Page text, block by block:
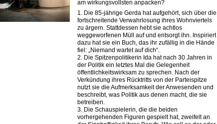
am wirkungsvollsten anpacken?
1. Die 85-jährige Gerda hat aufgehört, sich über die
fortschreitende Verwahrlosung ihres Wohnviertels
zu ärgern. Stattdessen hebt sie achtlos
weggeworfenen Müll auf und entsorgt ihn. Inspiriert
dazu hat sie ein Buch, das ihr zufällig in die Hände
fiel: „Niemand wartet auf dich“.
2. Die Spitzenpolitikerin Ida hat nach 30 Jahren in
der Politik ein letztes Mal die Gelegenheit
öffentlichkeitswirksam zu sprechen. Nach der
Verkündung ihres Rücktritts von der Parteispitze
nutzt sie die Aufmerksamkeit der Anwesenden und
beschreibt, was Politik aus denen macht, die sie
betreiben.
3. Die Schauspielerin, die die beiden
vorhergehenden Figuren gespielt hat, zweifelt an